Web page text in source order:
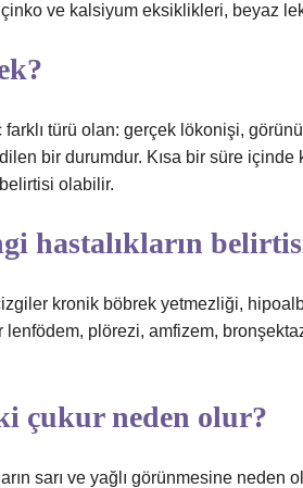
ve kalsiyum eksiklikleri, beyaz
farklı türü olan: gerçek lökonişi,
bir durumdur. Kısa bir süre
olabilir.
hastalıkların
kronik böbrek yetmezliği,
lenfödem, plörezi, amfizem,
çukur neden olur?
sarı ve yağlı görünmesine neden